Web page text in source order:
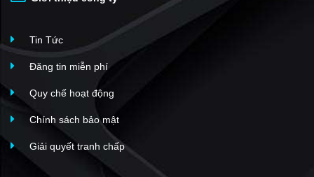
Hưng Phú 1
Mega Village
Hoàng Anh Minh Tuấn
Park Riverside Tân Cảng
Kikyo Residence
Căn hộ Ricca Quận 9
The Manhattan Glory - Vinhomes Grand Park
Tin Tức
Đăng tin miễn phí
Quy chế hoạt động
Chính sách bảo mật
Giải quyết tranh chấp